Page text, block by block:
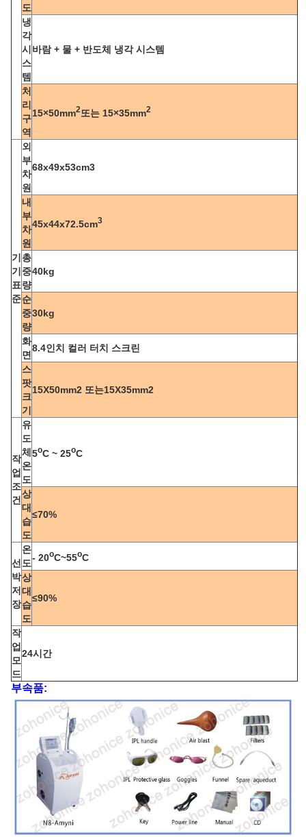
도
냉
각
시
스
템
바람 + 물 + 반도체 냉각 시스템
처
리
구
역
15×50mm2 또는 15×35mm2
기
기
표
준
외
부
차
원
68x49x53cm3
내
부
차
원
45x44x72.5cm3
총
중
량
40kg
순
중
량
30kg
화
면
8.4인치 컬러 터치 스크린
스
팟
크
기
15X50mm2 또는15X35mm2
작
업
조
건
유
도
체
온
도
5oC ~ 25oC
상
대
습
도
≤70%
선
박
저
장
온
도
- 20oC~55oC
상
대
습
도
≤90%
작
업
모
드
24시간
부속품: